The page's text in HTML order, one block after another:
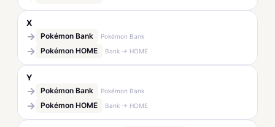
X
→ Pokémon Bank Pokémon Bank
→ Pokémon HOME Bank → HOME
Y
→ Pokémon Bank Pokémon Bank
→ Pokémon HOME Bank → HOME